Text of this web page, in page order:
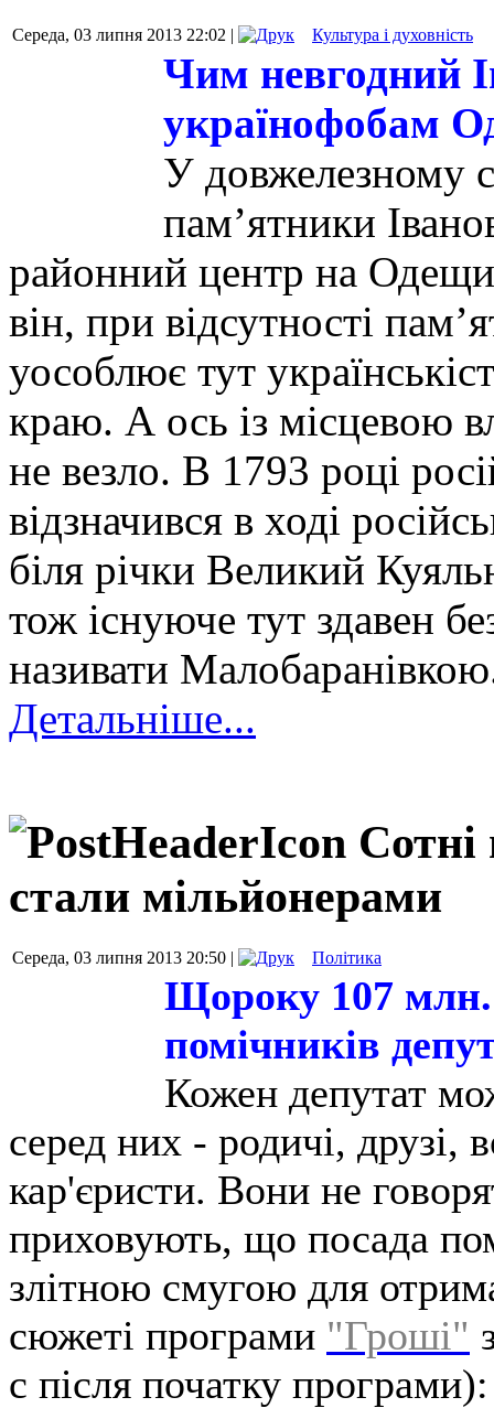
Середа, 03 липня 2013 22:02 | Культура і духовність
Чим невгодний
українофобам
У довжелезному
пам’ятники
районний центр на
він, при відсутності
уособлює тут
краю. А ось із місцевою
не везло. В 1793 році
відзначився в ході
біля річки Великий
тож існуюче тут здавен
називати
Детальніше...
стали мільйонерами
Середа, 03 липня 2013 20:50 | Політика
Щороку 107 млн.
помічників
Кожен депутат
серед них - родичі, друзі,
кар'єристи. Вони не
приховують, що посада
злітною смугою для
сюжеті програми "Гроші"
с після початку